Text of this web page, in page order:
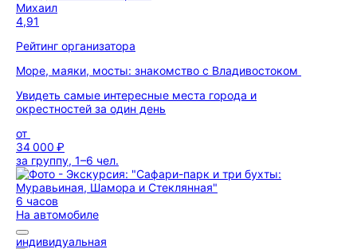
Михаил
4,91
Рейтинг организатора
Море, маяки, мосты: знакомство с Владивостоком
Увидеть самые интересные места города и
окрестностей за один день
от
34 000 ₽
за группу, 1–6 чел.
6 часов
На автомобиле
индивидуальная